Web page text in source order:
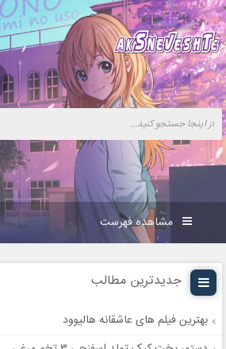
مشاهده فهرست
جدیدترین مطالب
بهترین فیلم های عاشقانه هالیوود